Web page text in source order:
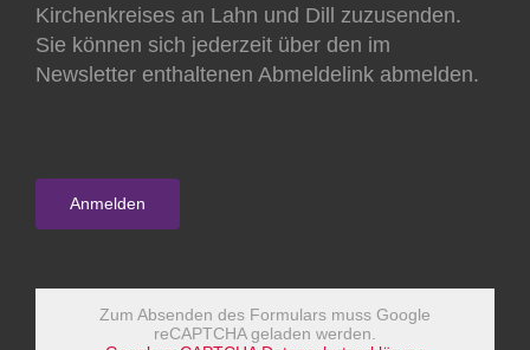
Kirchenkreises an Lahn und Dill zuzusenden.
Sie können sich jederzeit über den im
Newsletter enthaltenen Abmeldelink abmelden.
Zum Absenden des Formulars muss Google
reCAPTCHA geladen werden.